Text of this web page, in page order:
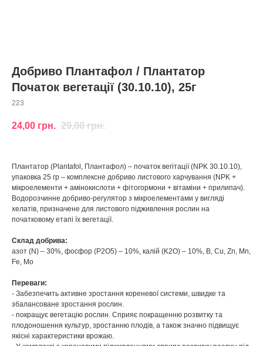
Добриво Плантафол / Плантатор
Початок вегетації (30.10.10), 25г
223
24,00 грн. 29,00 грн.
Плантатор (Plantafol, Плантафол) – початок вегітації (NPK 30.10.10),
упаковка 25 гр – комплексне добриво листового харчування (NPK +
мікроелементи + амінокислоти + фітогормони + вітаміни + прилипач).
Водорозчинне добриво-регулятор з мікроелементами у вигляді
хелатів, призначене для листового підживлення рослин на
початковому етапі їх вегетації.
Склад добрива:
азот (N) – 30%, фосфор (P2O5) – 10%, калій (K2O) – 10%, B, Cu, Zn, Mn,
Fe, Mo
Переваги:
- Забезпечить активне зростання кореневої системи, швидке та
збалансоване зростання рослин.
- покращує вегетацію рослин. Сприяє покращенню розвитку та
плодоношення культур, зростанню плодів, а також значно підвищує
якісні характеристики врожаю.